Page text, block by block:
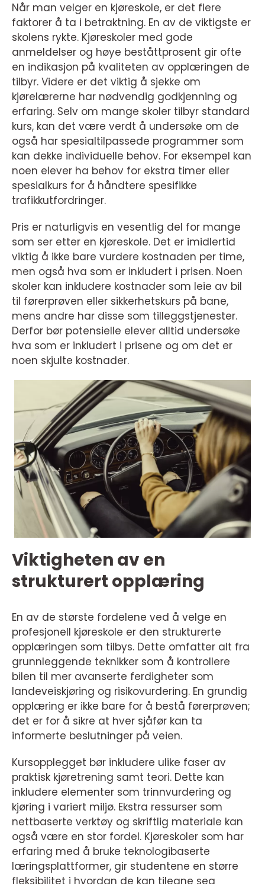
Når man velger en kjøreskole, er det flere
faktorer å ta i betraktning. En av de viktigste er
skolens rykte. Kjøreskoler med gode
anmeldelser og høye beståttprosent gir ofte
en indikasjon på kvaliteten av opplæringen de
tilbyr. Videre er det viktig å sjekke om
kjørelærerne har nødvendig godkjenning og
erfaring. Selv om mange skoler tilbyr standard
kurs, kan det være verdt å undersøke om de
også har spesialtilpassede programmer som
kan dekke individuelle behov. For eksempel kan
noen elever ha behov for ekstra timer eller
spesialkurs for å håndtere spesifikke
trafikkutfordringer.
Pris er naturligvis en vesentlig del for mange
som ser etter en kjøreskole. Det er imidlertid
viktig å ikke bare vurdere kostnaden per time,
men også hva som er inkludert i prisen. Noen
skoler kan inkludere kostnader som leie av bil
til førerprøven eller sikkerhetskurs på bane,
mens andre har disse som tilleggstjenester.
Derfor bør potensielle elever alltid undersøke
hva som er inkludert i prisene og om det er
noen skjulte kostnader.
Viktigheten av en
strukturert opplæring
En av de største fordelene ved å velge en
profesjonell kjøreskole er den strukturerte
opplæringen som tilbys. Dette omfatter alt fra
grunnleggende teknikker som å kontrollere
bilen til mer avanserte ferdigheter som
landeveiskjøring og risikovurdering. En grundig
opplæring er ikke bare for å bestå førerprøven;
det er for å sikre at hver sjåfør kan ta
informerte beslutninger på veien.
Kursopplegget bør inkludere ulike faser av
praktisk kjøretrening samt teori. Dette kan
inkludere elementer som trinnvurdering og
kjøring i variert miljø. Ekstra ressurser som
nettbaserte verktøy og skriftlig materiale kan
også være en stor fordel. Kjøreskoler som har
erfaring med å bruke teknologibaserte
læringsplattformer, gir studentene en større